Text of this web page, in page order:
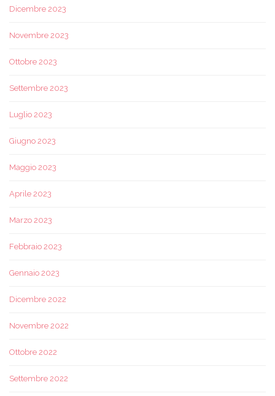
Dicembre 2023
Novembre 2023
Ottobre 2023
Settembre 2023
Luglio 2023
Giugno 2023
Maggio 2023
Aprile 2023
Marzo 2023
Febbraio 2023
Gennaio 2023
Dicembre 2022
Novembre 2022
Ottobre 2022
Settembre 2022